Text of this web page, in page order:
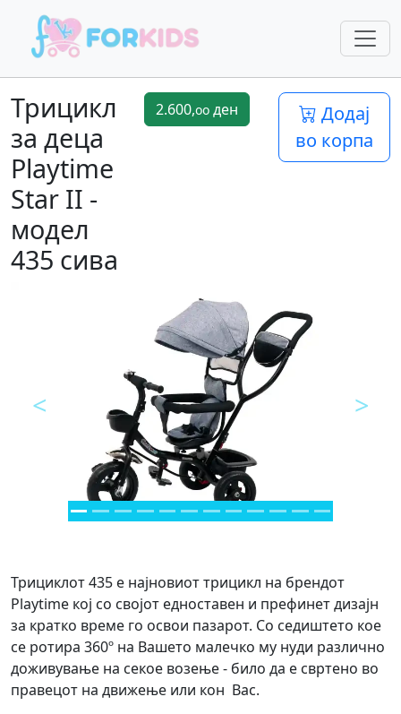
Трицикл
за деца
Playtime
Star II -
модел
435 сива
2.600,oo ден
Додај
во корпа
<Предходно >
Трициклот 435 е најновиот трицикл на брендот
Playtime кој со својот едноставен и префинет дизајн
за кратко време го освои пазарот. Со седиштето кое
се ротира 360º на Вашето малечко му нуди различно
доживување на секое возење - било да е свртено во
правецот на движење или кон Вас.